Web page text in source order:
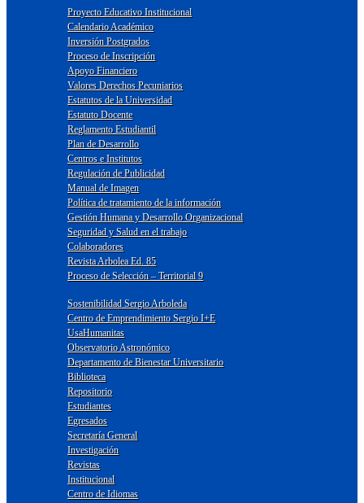
Proyecto Educativo Institucional
Calendario Académico
Inversión Postgrados
Proceso de Inscripción
Apoyo Financiero
Valores Derechos Pecuniarios
Estatutos de la Universidad
Estatuto Docente
Reglamento Estudiantil
Plan de Desarrollo
Centros e Institutos
Regulación de Publicidad
Manual de Imagen
Política de tratamiento de la información
Gestión Humana y Desarrollo Organizacional
Seguridad y Salud en el trabajo
Colaboradores
Revista Arbolea Ed. 85
Proceso de Selección – Territorial 9
Sostenibilidad Sergio Arboleda
Centro de Emprendimiento Sergio I+E
UsaHumanitas
Observatorio Astronómico
Departamento de Bienestar Universitario
Biblioteca
Repositorio
Estudiantes
Egresados
Secretaría General
Investigación
Revistas
Institucional
Centro de Idiomas